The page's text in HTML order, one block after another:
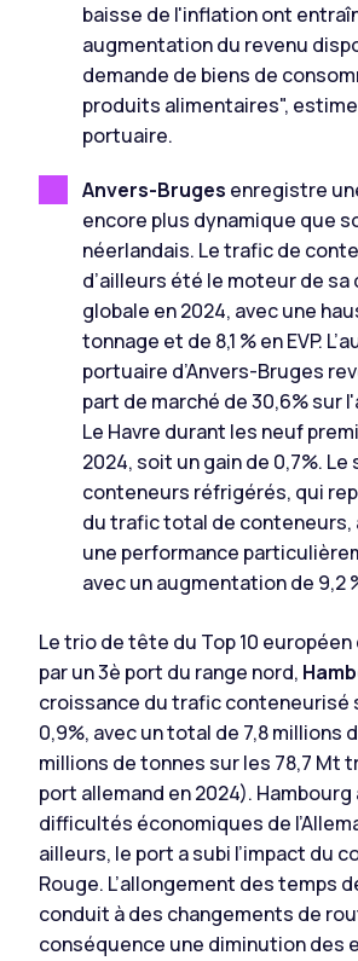
baisse de l'inflation ont
augmentation du revenu
demande de biens de
produits alimentaires",
portuaire.
Anvers-Bruges enregistre
encore plus dynamique que
néerlandais. Le trafic de
d’ailleurs été le moteur de sa
globale en 2024, avec une
tonnage et de 8,1 % en EVP.
portuaire d’Anvers-Bruges
part de marché de 30,6% sur
Le Havre durant les neuf
2024, soit un gain de 0,7%.
conteneurs réfrigérés, qui
du trafic total de conteneurs,
une performance
avec un augmentation de 9,2
Le trio de tête du Top 10
par un 3è port du range nord,
croissance du trafic conteneurisé
0,9%, avec un total de 7,8 millions
millions de tonnes sur les 78,7 Mt
port allemand en 2024). Hambourg
difficultés économiques de
ailleurs, le port a subi l’impact du
Rouge. L’allongement des temps
conduit à des changements de
conséquence une diminution des